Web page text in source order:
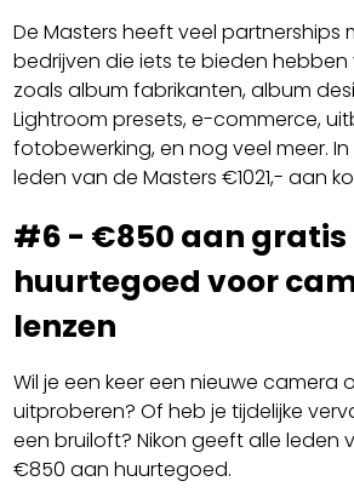
De Masters heeft veel partnerships
bedrijven die iets te bieden
zoals album fabrikanten, album
Lightroom presets, e-commerce,
fotobewerking, en nog veel meer.
leden van de Masters €1021,- aan
#6 - €850 aan gratis
huurtegoed voor
lenzen
Wil je een keer een nieuwe camera
uitproberen? Of heb je tijdelijke
een bruiloft? Nikon geeft alle leden
€850 aan huurtegoed.